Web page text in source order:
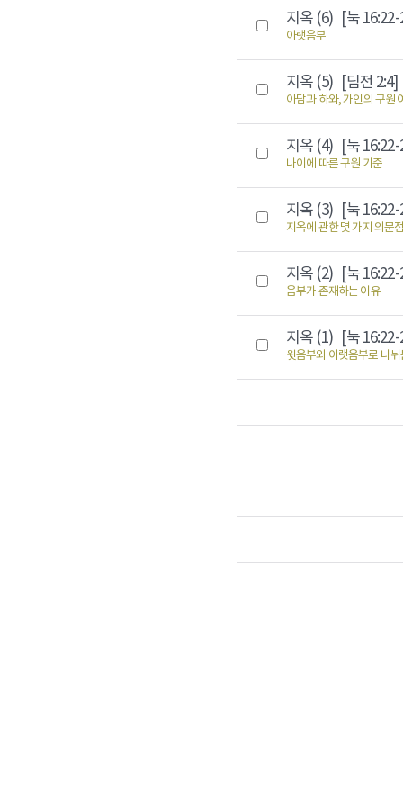
지옥 (6) [눅
아랫음부
지옥 (5) [딤전 2:4]
아담과 하와, 가인의 구원
지옥 (4) [눅
나이에 따른 구원 기준
지옥 (3) [눅
지옥에 관한 몇 가지 의문
지옥 (2) [눅
음부가 존재하는 이유
지옥 (1) [눅
윗음부와 아랫음부로 나뉘